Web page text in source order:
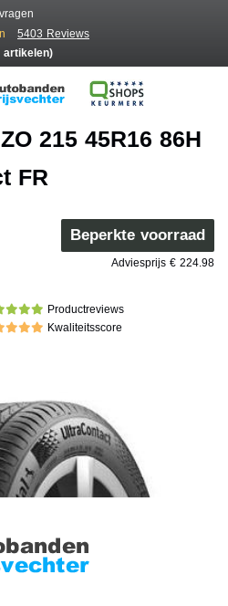
5403 Reviews
artikelen)
215 45R16 86H
FR
Beperkte voorraad
Adviesprijs € 224.98
Productreviews
Kwaliteitsscore